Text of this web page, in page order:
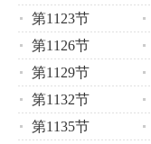
第1123节
第1126节
第1129节
第1132节
第1135节